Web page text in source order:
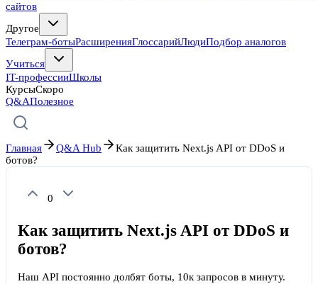
сайтов
Другое
Телеграм-ботыРасширенияГлоссарийЛюдиПодбор аналогов
Учиться
IT-профессииШколы
КурсыСкоро
Q&AПолезное
Главная Q&A Hub
Как защитить Next.js API от DDoS и
ботов?
0
Как защитить Next.js API от DDoS и
ботов?
Наш API постоянно долбят боты, 10к запросов в минуту.